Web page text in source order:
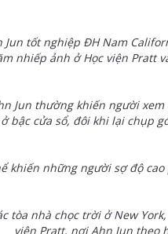
tốt nghiệp ĐH Nam
nhiếp ảnh ở Học viện Pratt
Jun thường khiến người
bậc cửa sổ, đôi khi lại chụp
khiến những người sợ độ
tòa nhà chọc trời ở New
viện Pratt, nơi Ahn Jun theo